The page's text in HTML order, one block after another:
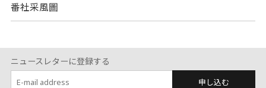
番社采風圖
ニュースレターに登録する
申し込む